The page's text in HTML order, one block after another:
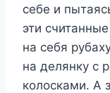
себе и
эти
на себя
на делянку с
колосками. А